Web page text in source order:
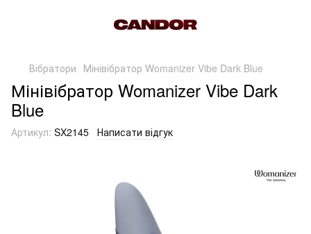
Вібратори Мінівібратор Womanizer Vibe Dark Blue
Мінівібратор Womanizer Vibe Dark
Blue
Артикул: SX2145 Написати відгук